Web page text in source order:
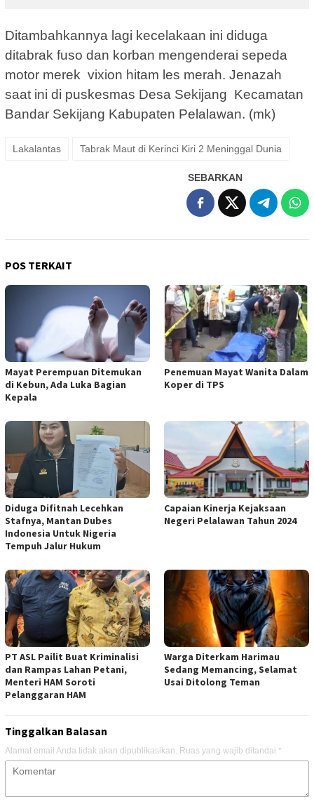
Ditambahkannya lagi kecelakaan ini diduga
ditabrak fuso dan korban mengenderai sepeda
motor merek vixion hitam les merah. Jenazah
saat ini di puskesmas Desa Sekijang Kecamatan
Bandar Sekijang Kabupaten Pelalawan. (mk)
Lakalantas Tabrak Maut di Kerinci Kiri 2 Meninggal Dunia
SEBARKAN
POS TERKAIT
Mayat Perempuan Ditemukan
di Kebun, Ada Luka Bagian
Kepala
Penemuan Mayat Wanita Dalam
Koper di TPS
Diduga Difitnah Lecehkan
Stafnya, Mantan Dubes
Indonesia Untuk Nigeria
Tempuh Jalur Hukum
Capaian Kinerja Kejaksaan
Negeri Pelalawan Tahun 2024
PT ASL Pailit Buat Kriminalisi
dan Rampas Lahan Petani,
Menteri HAM Soroti
Pelanggaran HAM
Warga Diterkam Harimau
Sedang Memancing, Selamat
Usai Ditolong Teman
Tinggalkan Balasan
Alamat email Anda tidak akan dipublikasikan. Ruas yang wajib ditandai *